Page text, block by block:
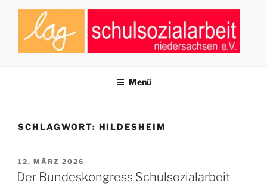
Zum
springen
NIEDERSACHSEN E.V.
Menü
SCHLAGWORT: HILDESHEIM
VERÖFFENTLICHT
AM
12. MÄRZ 2026
Der Bundeskongress Schulsozialarbeit